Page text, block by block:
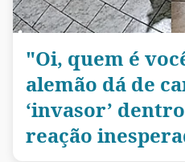
"Oi, quem é
alemão dá de
‘invasor’
reação